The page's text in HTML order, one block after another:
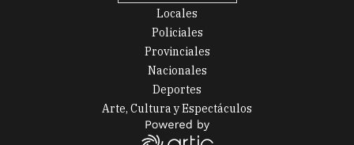
Locales
Policiales
Provinciales
Nacionales
Deportes
Arte, Cultura y Espectáculos